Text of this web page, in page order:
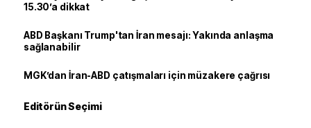
15.30’a dikkat
ABD Başkanı Trump'tan İran mesajı: Yakında anlaşma
sağlanabilir
MGK’dan İran-ABD çatışmaları için müzakere çağrısı
Editörün Seçimi